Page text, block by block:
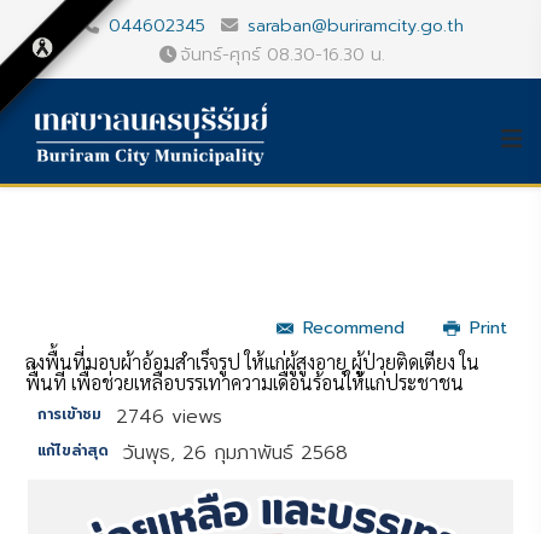
044602345
saraban@buriramcity.go.th
จันทร์-ศุกร์ 08.30-16.30 น.
Recommend
Print
ลงพื้นที่มอบผ้าอ้อมสำเร็จรูป ให้แก่ผู้สูงอายุ ผู้ป่วยติดเตียง ใน
พื้นที่ เพื่อช่วยเหลือบรรเทาความเดือนร้อนให้แก่ประชาชน
การเข้าชม 2746 views
แก้ไขล่าสุด วันพุธ, 26 กุมภาพันธ์ 2568